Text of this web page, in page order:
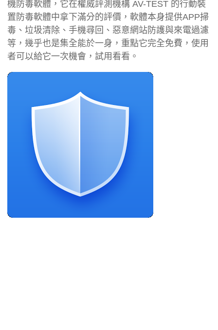
機防毒軟體，它在權威評測機構 AV-TEST 的行動裝
置防毒軟體中拿下滿分的評價，軟體本身提供APP掃
毒、垃圾清除、手機尋回、惡意網站防護與來電過濾
等，幾乎也是集全能於一身，重點它完全免費，使用
者可以給它一次機會，試用看看。